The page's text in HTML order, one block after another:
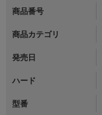
商品番号
商品カテゴリ
発売日
ハード
型番